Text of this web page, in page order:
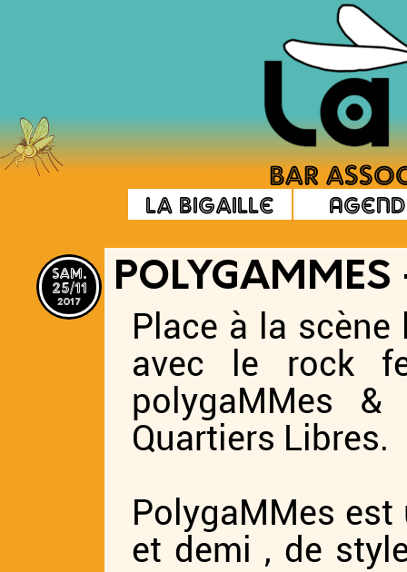
La Bigaille
sam.
25/11
2017
POLYGAMMES
Place à la scène
avec le rock
polygaMMes
Quartiers Libres.
PolygaMMes
et demi , de